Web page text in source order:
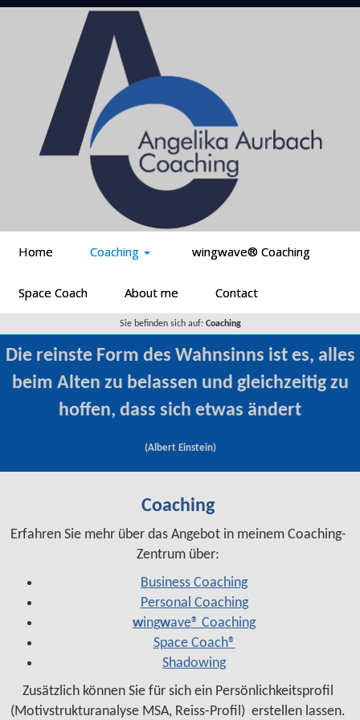
Home Coaching wingwave® Coaching
Space Coach About me Contact
Sie befinden sich auf: Coaching
Die reinste Form des Wahnsinns ist es, alles
beim Alten zu belassen und gleichzeitig zu
hoffen, dass sich etwas ändert
(Albert Einstein)
Coaching
Erfahren Sie mehr über das Angebot in meinem Coaching-
Zentrum über:
Business Coaching
Personal Coaching
wingwave® Coaching
Space Coach®
Shadowing
Zusätzlich können Sie für sich ein Persönlichkeitsprofil
(Motivstrukturanalyse MSA, Reiss-Profil) erstellen lassen.